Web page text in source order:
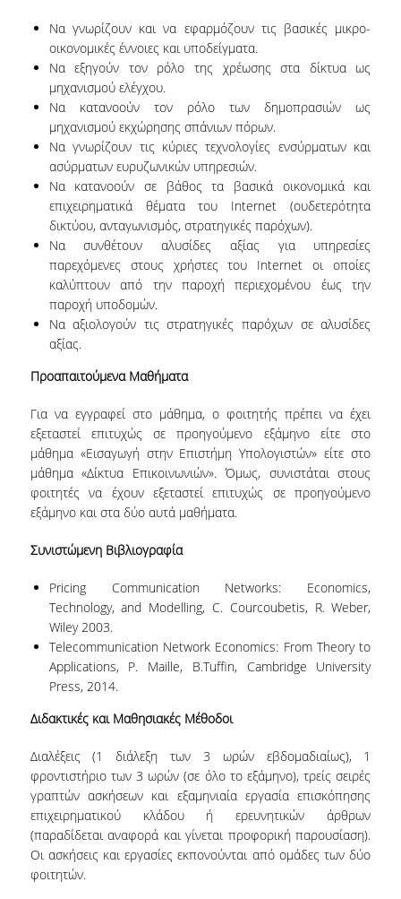
ΜΕΤΑΠΤΥΧΙΑΚΕΣ ΣΠΟΥΔΕΣ
ΜΕΤΑΠΤΥΧΙΑΚΑ ΠΡΟΓΡΑΜΜΑΤΑ
ΠΜΣ ΣΤΗΝ ΕΠΙΣΤΗΜΗ ΤΩΝ ΥΠΟΛΟΓΙΣΤΩΝ
ΠΜΣ ΣΤΗΝ ΑΝΑΠΤΥΞΗ ΚΑΙ ΑΣΦΑΛΕΙΑ
ΠΛΗΡΟΦΟΡΙΑΚΩΝ ΣΥΣΤΗΜΑΤΩΝ
ΠΜΣ ΣΤΗΝ ΤΕΧΝΗΤΗ ΝΟΗΜΟΣΥΝΗ ΚΑΙ
ΕΠΙΣΤΗΜΗ ΔΕΔΟΜΕΝΩΝ
ΠΜΣ ΣΤΙΣ ΨΗΦΙΑΚΕΣ ΜΕΘΟΔΟΥΣ ΓΙΑ ΤΙΣ
ΑΝΘΡΩΠΙΣΤΙΚΕΣ ΕΠΙΣΤΗΜΕΣ
ΠΜΣ ΣΤΑ ΜΑΘΗΜΑΤΙΚΑ ΑΓΟΡΑΣ &
ΠΑΡΑΓΩΓΗΣ
ΔΙΑΚΕΚΡΙΜΕΝΕΣ ΟΜΙΛΙΕΣ
ΟΡΚΟΜΩΣΙΕΣ
ΔΙΑΣΦΑΛΙΣΗ ΠΟΙΟΤΗΤΑΣ
ΠΟΛΙΤΙΚΗ ΠΟΙΟΤΗΤΑΣ
ΣΤΡΑΤΗΓΙΚΗ ΠΠΣ
ΔΕΔΟΜΕΝΑ ΠΟΙΟΤΗΤΑΣ
ΠΙΣΤΟΠΟΙΗΣΗ
ΑΠΟ ΤΕΛΕΙΟΦΟΙΤΟΥΣ
ΕΚΘΕΣΕΙΣ ΕΞΩΤΕΡΙΚΗΣ ΑΞΙΟΛΟΓΗΣΗΣ
ΜΟ.ΔΙ.Π
Να γνωρίζουν και να εφαρμόζουν τις βασικές μικρο-
οικονομικές έννοιες και υποδείγματα.
Να εξηγούν τον ρόλο της χρέωσης στα δίκτυα ως
μηχανισμού ελέγχου.
Να κατανοούν τον ρόλο των δημοπρασιών ως
μηχανισμού εκχώρησης σπάνιων πόρων.
Να γνωρίζουν τις κύριες τεχνολογίες ενσύρματων και
ασύρματων ευρυζωνικών υπηρεσιών.
Να κατανοούν σε βάθος τα βασικά οικονομικά και
επιχειρηματικά θέματα του Internet (ουδετερότητα
δικτύου, ανταγωνισμός, στρατηγικές παρόχων).
Να συνθέτουν αλυσίδες αξίας για υπηρεσίες
παρεχόμενες στους χρήστες του Internet οι οποίες
καλύπτουν από την παροχή περιεχομένου έως την
παροχή υποδομών.
Να αξιολογούν τις στρατηγικές παρόχων σε αλυσίδες
αξίας.
Προαπαιτούμενα Μαθήματα
Για να εγγραφεί στο μάθημα, ο φοιτητής πρέπει να έχει
εξεταστεί επιτυχώς σε προηγούμενο εξάμηνο είτε στο
μάθημα «Εισαγωγή στην Επιστήμη Υπολογιστών» είτε στο
μάθημα «Δίκτυα Επικοινωνιών». Όμως, συνιστάται στους
φοιτητές να έχουν εξεταστεί επιτυχώς σε προηγούμενο
εξάμηνο και στα δύο αυτά μαθήματα.
Συνιστώμενη Βιβλιογραφία
Pricing Communication Networks: Economics,
Technology, and Modelling, C. Courcoubetis, R. Weber,
Wiley 2003.
Telecommunication Network Economics: From Theory to
Applications, P. Maille, B.Tuffin, Cambridge University
Press, 2014.
Διδακτικές και Μαθησιακές Μέθοδοι
Διαλέξεις (1 διάλεξη των 3 ωρών εβδομαδιαίως), 1
φροντιστήριο των 3 ωρών (σε όλο το εξάμηνο), τρείς σειρές
γραπτών ασκήσεων και εξαμηνιαία εργασία επισκόπησης
επιχειρηματικού κλάδου ή ερευνητικών άρθρων
(παραδίδεται αναφορά και γίνεται προφορική παρουσίαση).
Οι ασκήσεις και εργασίες εκπονούνται από ομάδες των δύο
φοιτητών.